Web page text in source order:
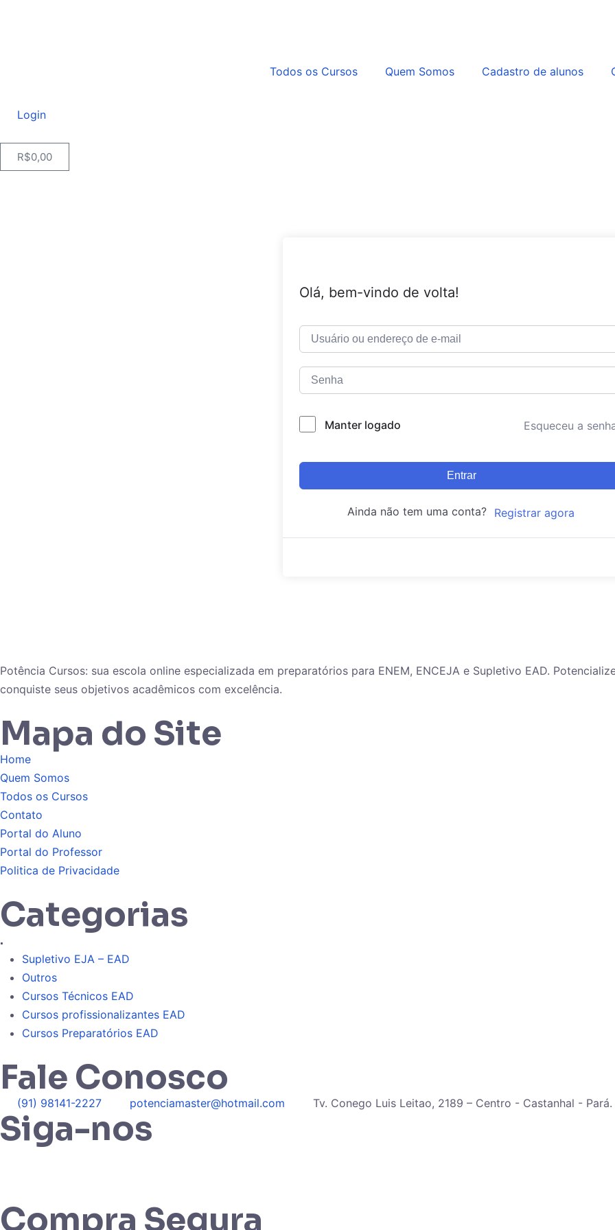
Todos os Cursos Quem Somos Cadastro de alunos
Login
R$0,00
Olá, bem-vindo de volta!
Manter logado Esqueceu a
Entrar
Ainda não tem uma conta? Registrar agora
Potência Cursos: sua escola online especializada em preparatórios para ENEM, ENCEJA e Supletivo EAD.
conquiste seus objetivos acadêmicos com excelência.
Mapa do Site
Home
Quem Somos
Todos os Cursos
Contato
Portal do Aluno
Portal do Professor
Politica de Privacidade
Categorias
.
Supletivo EJA – EAD
Outros
Cursos Técnicos EAD
Cursos profissionalizantes EAD
Cursos Preparatórios EAD
Fale Conosco
(91) 98141-2227 potenciamaster@hotmail.com Tv. Conego Luis Leitao, 2189 – Centro - Castanhal - Pará.
Siga-nos
Compra Segura